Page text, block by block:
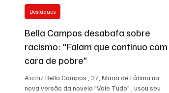
Bella Campos desabafa sobre
racismo: "Falam que continuo com
cara de pobre"
A atriz Bella Campos , 27, Maria de Fátima na
nova versão da novela "Vale Tudo" , usou seu
Destaques